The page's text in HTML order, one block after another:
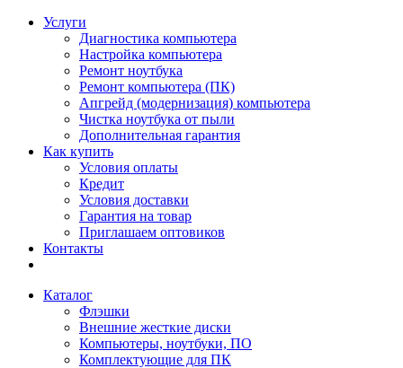
Услуги
Диагностика компьютера
Настройка компьютера
Ремонт ноутбука
Ремонт компьютера (ПК)
Апгрейд (модернизация) компьютера
Чистка ноутбука от пыли
Дополнительная гарантия
Как купить
Условия оплаты
Кредит
Условия доставки
Гарантия на товар
Приглашаем оптовиков
Контакты
Каталог
Флэшки
Внешние жесткие диски
Компьютеры, ноутбуки, ПО
Комплектующие для ПК